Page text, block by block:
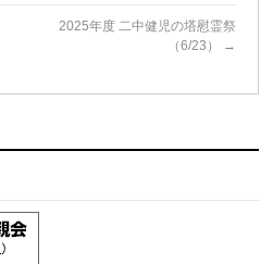
2025年度 二中健児の塔慰霊祭
（6/23）
→